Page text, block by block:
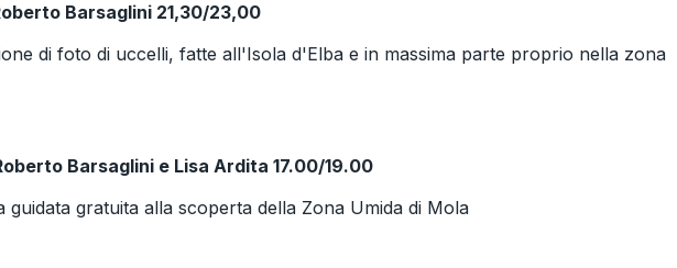
Barsaglini 21,30/23,00
di foto di uccelli, fatte all'Isola d'Elba e in massima parte proprio nella zona
Barsaglini e Lisa Ardita 17.00/19.00
guidata gratuita alla scoperta della Zona Umida di Mola